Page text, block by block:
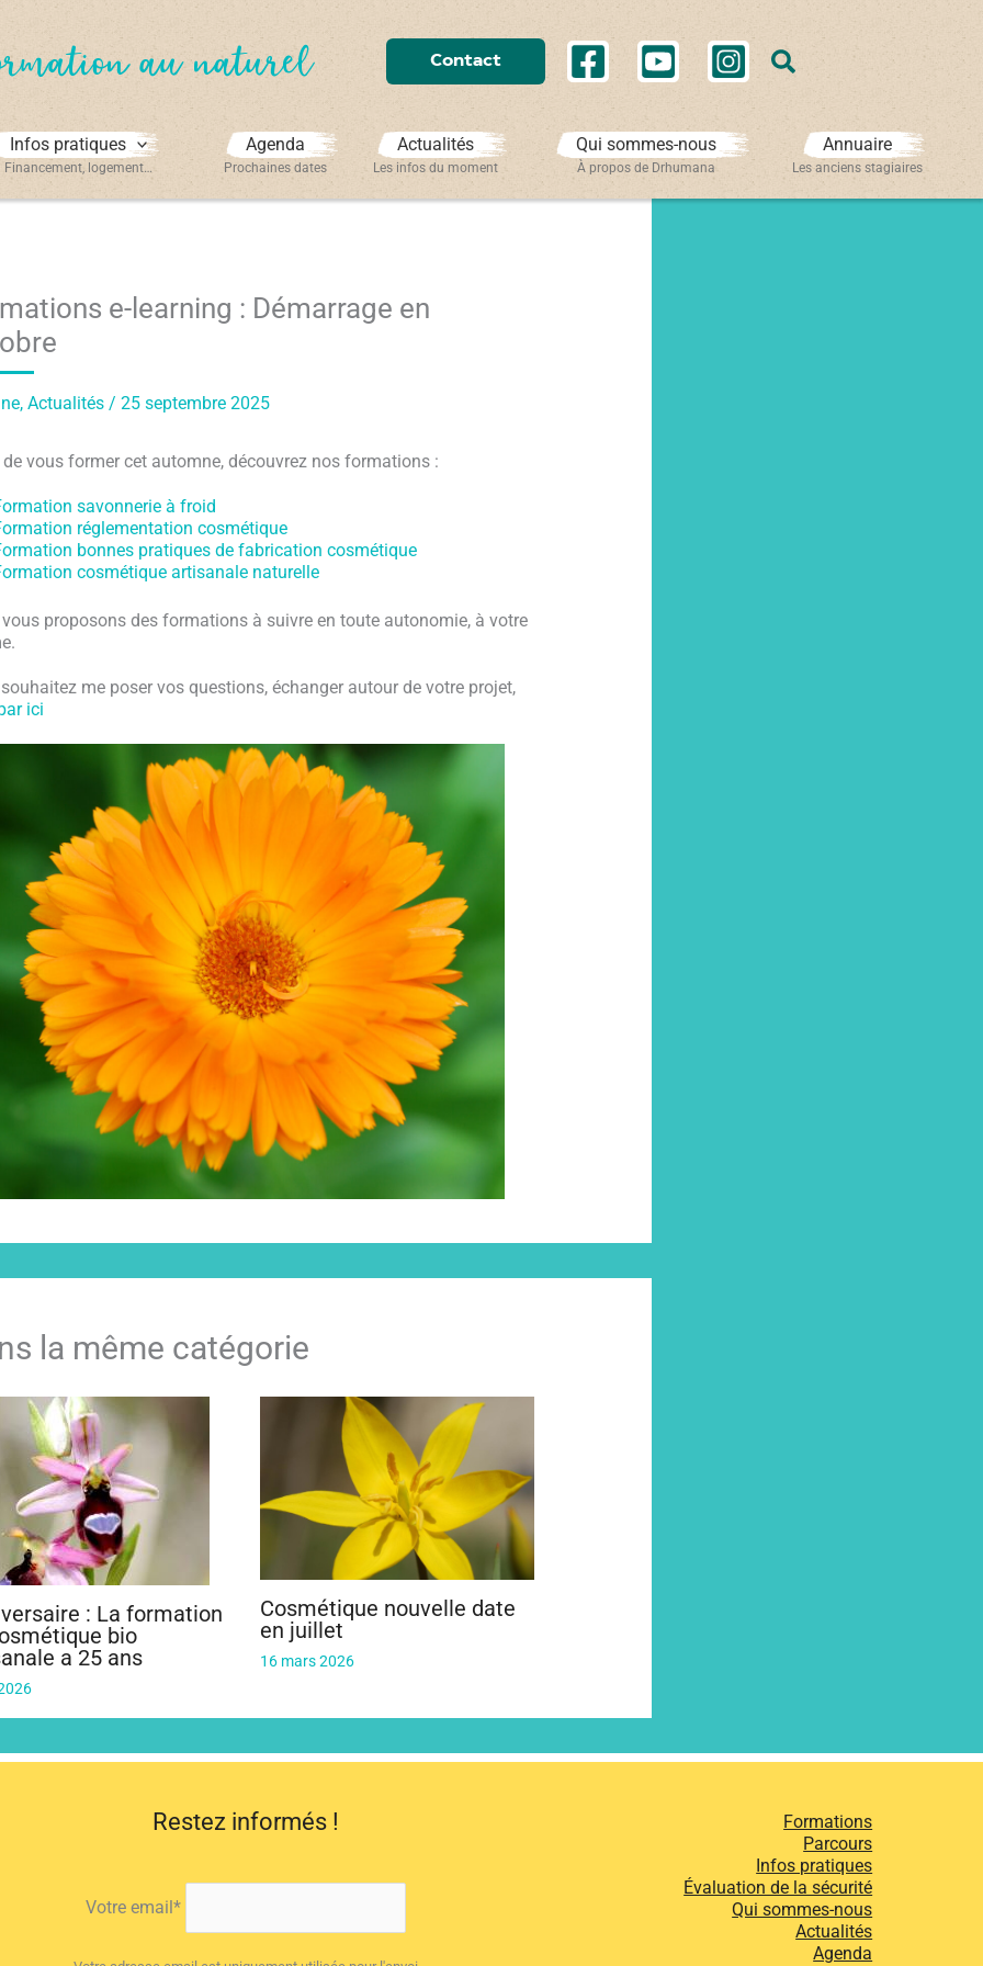
au naturel Contact Rechercher
Infos pratiques
Financement, logement…
Agenda
Prochaines dates
Actualités
Les infos du moment
Qui sommes-nous
À propos de Drhumana
Annuaire
Les anciens stagiaires
e-learning : Démarrage en
, Actualités/ 25 septembre 2025
de vous former cet automne, découvrez nos formations :
savonnerie à froid
réglementation cosmétique
bonnes pratiques de fabrication cosmétique
cosmétique artisanale naturelle
proposons des formations à suivre en toute autonomie, à votre
me poser vos questions, échanger autour de votre projet,
ici
la même catégorie
: La formation
bio
a 25 ans
Cosmétique nouvelle date
en juillet
16 mars 2026
Restez informés !
Votre email*
Formations
Parcours
Infos pratiques
Évaluation de la sécurité
Qui sommes-nous
Actualités
Agenda